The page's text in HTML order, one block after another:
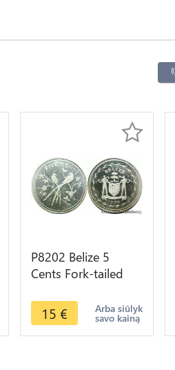
P8202 Belize 5
Cents Fork-tailed
II 1974 Silver
PROOF ->M offer
15 € Arba siūlyk
savo kainą